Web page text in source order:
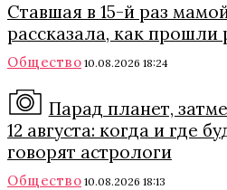
Ставшая в 15-й раз
рассказала, как прошли
Общество 10.08.2026 18:24
Парад планет,
12 августа: когда и где
говорят астрологи
Общество 10.08.2026 18:13